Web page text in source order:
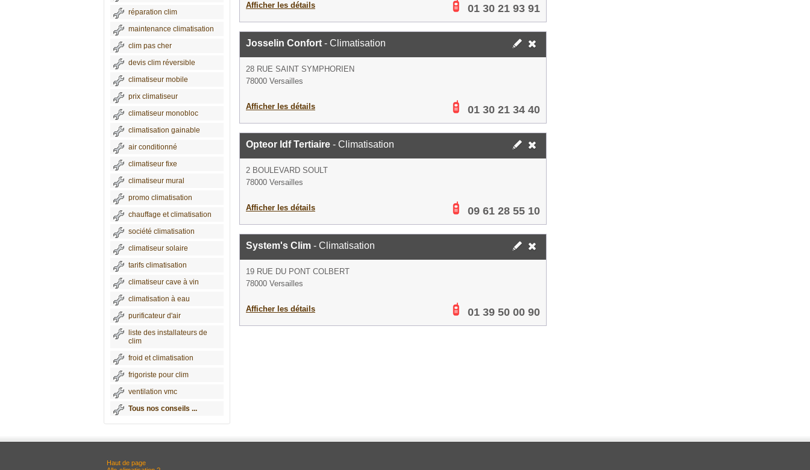
réparation clim
maintenance climatisation
clim pas cher
devis clim réversible
climatiseur mobile
prix climatiseur
climatiseur monobloc
climatisation gainable
air conditionné
climatiseur fixe
climatiseur mural
promo climatisation
chauffage et climatisation
société climatisation
climatiseur solaire
tarifs climatisation
climatiseur cave à vin
climatisation à eau
purificateur d'air
liste des installateurs de
clim
froid et climatisation
frigoriste pour clim
ventilation vmc
Tous nos conseils ...
Afficher les détails 01 30 21 93 91
Josselin Confort - Climatisation
28 RUE SAINT SYMPHORIEN
78000 Versailles
Afficher les détails 01 30 21 34 40
Opteor Idf Tertiaire - Climatisation
2 BOULEVARD SOULT
78000 Versailles
Afficher les détails 09 61 28 55 10
System's Clim - Climatisation
19 RUE DU PONT COLBERT
78000 Versailles
Afficher les détails 01 39 50 00 90
Haut de page